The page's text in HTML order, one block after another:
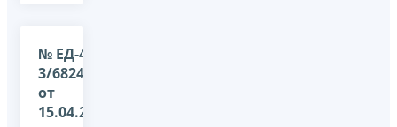
№ ЕД-4-
3/6824@
от
15.04.2013